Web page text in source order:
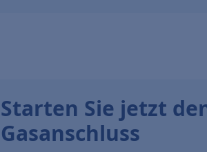
Starten Sie jetzt
Gasanschluss